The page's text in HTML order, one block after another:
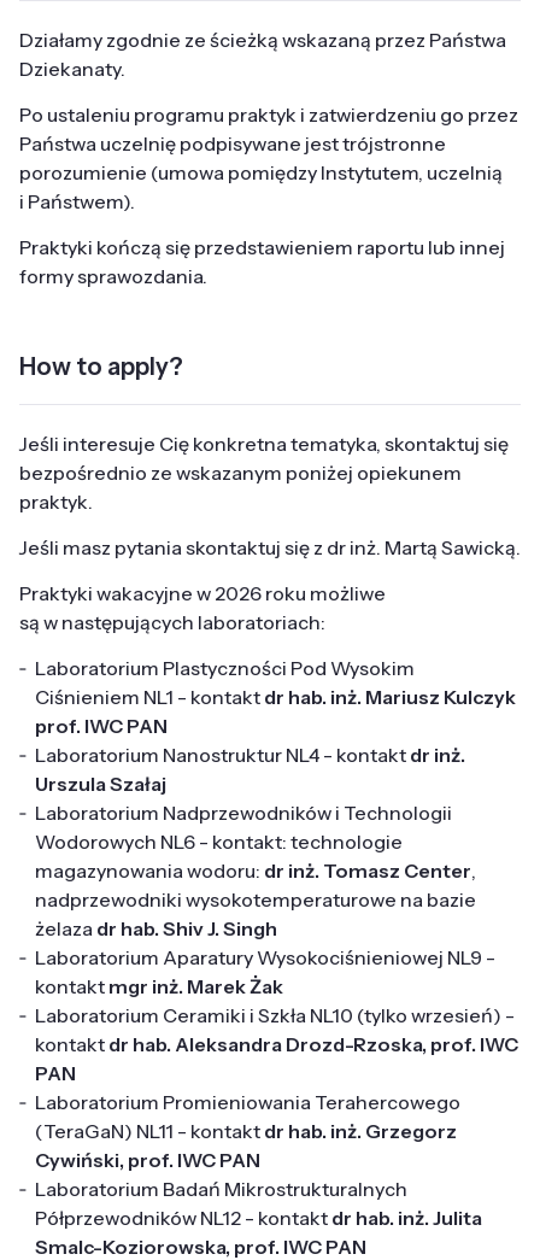
Działamy zgodnie ze ścieżką wskazaną przez Państwa
Dziekanaty.
Po ustaleniu programu praktyk i zatwierdzeniu go przez
Państwa uczelnię podpisywane jest trójstronne
porozumienie (umowa pomiędzy Instytutem, uczelnią
i Państwem).
Praktyki kończą się przedstawieniem raportu lub innej
formy sprawozdania.
How to apply?
Jeśli interesuje Cię konkretna tematyka, skontaktuj się
bezpośrednio ze wskazanym poniżej opiekunem
praktyk.
Jeśli masz pytania skontaktuj się z dr inż. Martą Sawicką.
Praktyki wakacyjne w 2026 roku możliwe
są w następujących laboratoriach:
Laboratorium Plastyczności Pod Wysokim
Ciśnieniem NL1 - kontakt dr hab. inż. Mariusz Kulczyk
prof. IWC PAN
Laboratorium NanostrukturNL4 - kontakt dr inż.
Urszula Szałaj
Laboratorium Nadprzewodników i Technologii
Wodorowych NL6 - kontakt: technologie
magazynowania wodoru: dr inż. Tomasz Center,
nadprzewodniki wysokotemperaturowe na bazie
żelaza dr hab. Shiv J. Singh
Laboratorium Aparatury Wysokociśnieniowej NL9 -
kontakt mgr inż. Marek Żak
Laboratorium Ceramiki i Szkła NL10 (tylko wrzesień) -
kontakt dr hab. Aleksandra Drozd-Rzoska, prof. IWC
PAN
Laboratorium Promieniowania Terahercowego
(TeraGaN) NL11 - kontakt dr hab. inż. Grzegorz
Cywiński, prof. IWC PAN
Laboratorium Badań Mikrostrukturalnych
PółprzewodnikówNL12 - kontakt dr hab. inż. Julita
Smalc-Koziorowska, prof. IWC PAN